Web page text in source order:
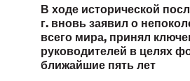
В ходе исторической
г. вновь заявил о
всего мира, принял
руководителей в целях
ближайшие пять лет